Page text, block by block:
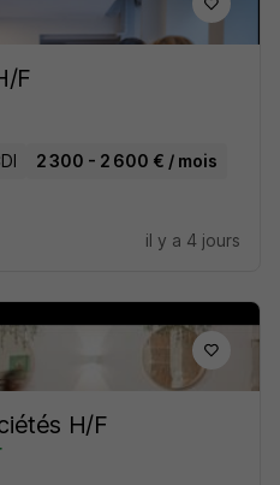
F
2 300 - 2 600 € / mois
il y a 4 jours
H/F